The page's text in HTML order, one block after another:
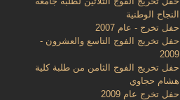
النجاح الوطنية
حفل تخرج - عام 2007
حفل تخريج الفوج التاسع والعشرون -
2009
حفل تخريج الفوج الثامن من طلبة كلية
هشام حجاوي
حفل تخرج عام 2009